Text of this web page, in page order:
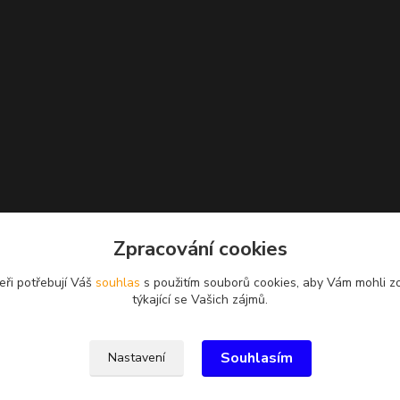
Zpracování cookies
potřebují Váš souhlas s použitím souborů cookies, aby Vám mohli
týkající se Vašich zájmů.
Nastavení Souhlasím